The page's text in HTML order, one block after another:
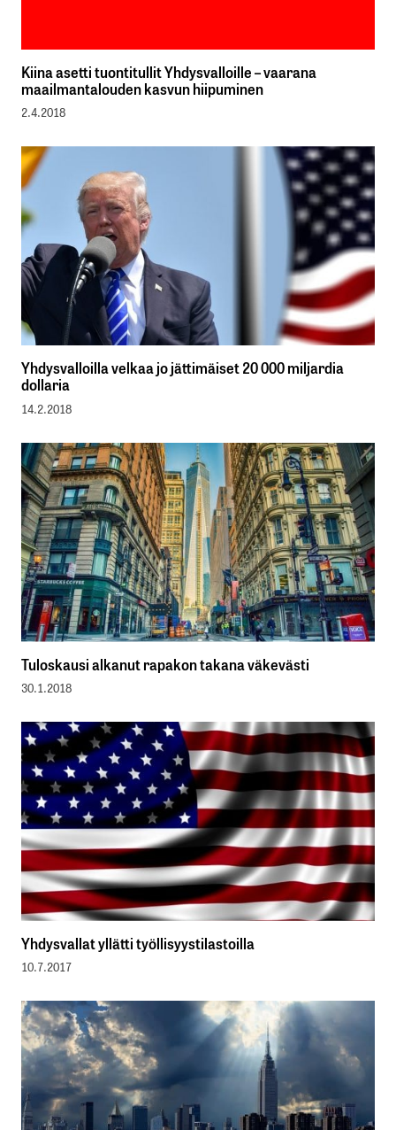
Kiina asetti tuontitullit Yhdysvalloille – vaarana
maailmantalouden kasvun hiipuminen
2.4.2018
Yhdysvalloilla velkaa jo jättimäiset 20 000 miljardia
dollaria
14.2.2018
Tuloskausi alkanut rapakon takana väkevästi
30.1.2018
Yhdysvallat yllätti työllisyystilastoilla
10.7.2017